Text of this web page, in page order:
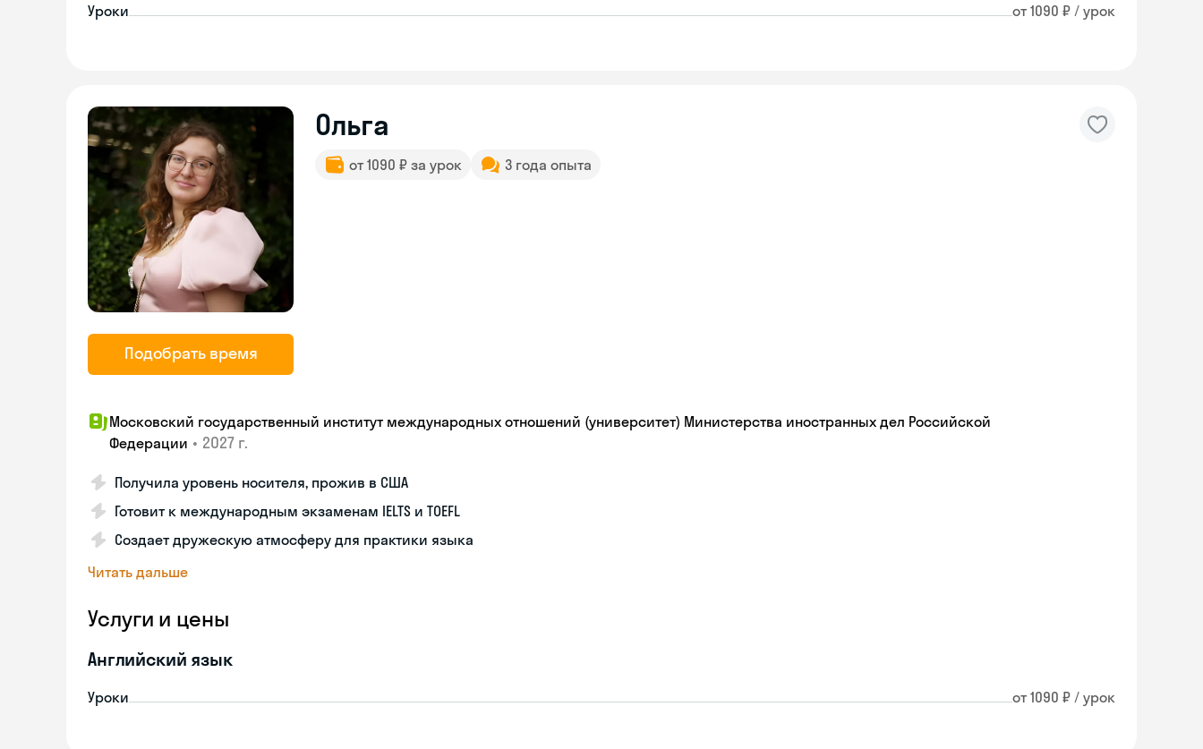
Уроки от 1090 ₽ / урок
Подобрать время
Ольга
от 1090 ₽ за урок 3 года опыта
Московский государственный институт международных отношений (университет) Министерства иностранных дел Российской
Федерации • 2027 г.
Получила уровень носителя, прожив в США
Готовит к международным экзаменам IELTS и TOEFL
Создает дружескую атмосферу для практики языка
Читать дальше
Услуги и цены
Английский язык
Уроки от 1090 ₽ / урок